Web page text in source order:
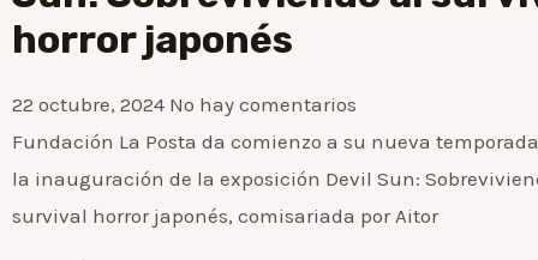
horror japonés
22 octubre, 2024 No hay comentarios
Fundación La Posta da comienzo a su nueva
la inauguración de la exposición Devil Sun:
survival horror japonés, comisariada por Aitor